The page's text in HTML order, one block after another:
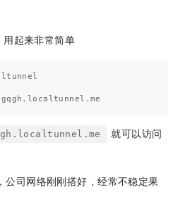
起来非常简单
就可以访问
司网络刚刚搭好，经常不稳定果